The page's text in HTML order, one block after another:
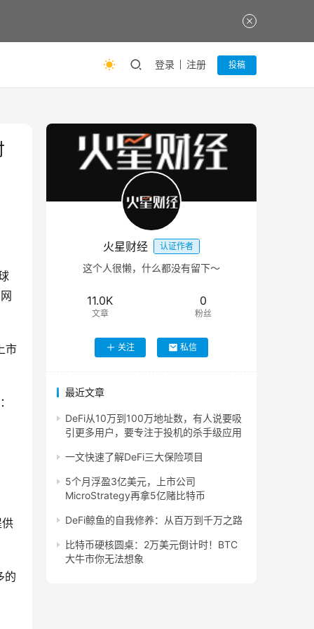
登录 注册 投稿
市
的
火星财经 认证作者
这个人很懒，什么都没有留下～
11.0K
文章
0
粉丝
关注 私信
最近文章
DeFi从10万到100万地址数，有人说要吸
引更多用户，要专注于投机的杀手级应用
一文快速了解DeFi三大保险项目
5个月浮盈3亿美元，上市公司
MicroStrategy再拿5亿赌比特币
DeFi鲸鱼的自我修养：从百万到千万之路
比特币硬核圆桌：2万美元倒计时！BTC
大牛市你无法想象